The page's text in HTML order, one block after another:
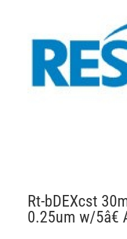
Rt-bDEXcst
0.25um w/